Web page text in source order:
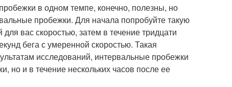
в одном темпе, конечно, полезны, но
пробежки. Для начала попробуйте такую
вас скоростью, затем в течение тридцати
бега с умеренной скоростью. Такая
исследований, интервальные пробежки
но и в течение нескольких часов после ее